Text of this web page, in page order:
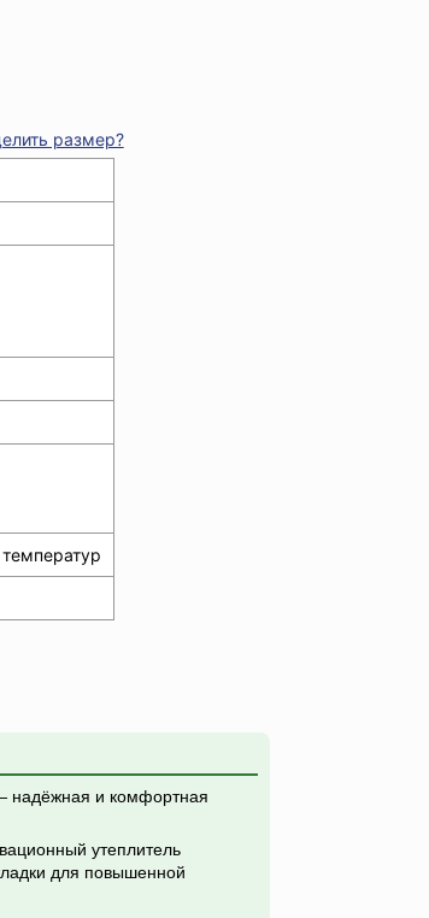
размер?
надёжная и комфортная
утеплитель
для повышенной